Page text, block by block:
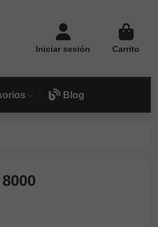
Iniciar sesión Carrito
Blog